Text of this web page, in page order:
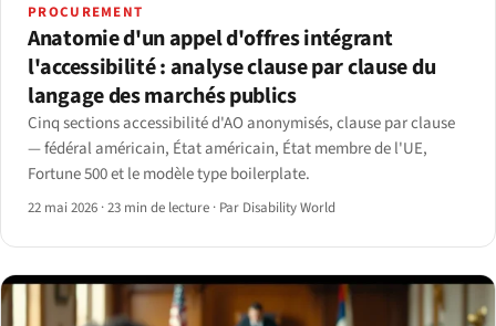
PROCUREMENT
Anatomie d'un appel d'offres intégrant
l'accessibilité : analyse clause par clause du
langage des marchés publics
Cinq sections accessibilité d'AO anonymisés, clause par clause
— fédéral américain, État américain, État membre de l'UE,
Fortune 500 et le modèle type boilerplate.
22 mai 2026 ·23 min de lecture · Par Disability World